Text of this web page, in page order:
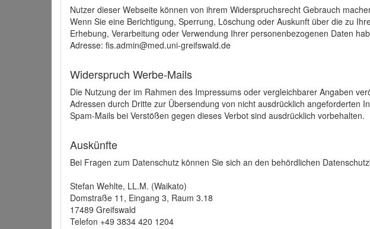
Nutzer dieser Webseite können von ihrem Widerspruchsrecht Gebrauch
Wenn Sie eine Berichtigung, Sperrung, Löschung oder Auskunft über die zu
Erhebung, Verarbeitung oder Verwendung Ihrer personenbezogenen Daten
Adresse: fis.admin@med.uni-greifswald.de
Widerspruch Werbe-Mails
Die Nutzung der im Rahmen des Impressums oder vergleichbarer Angaben
Adressen durch Dritte zur Übersendung von nicht ausdrücklich angeforderten
Spam-Mails bei Verstößen gegen dieses Verbot sind ausdrücklich vorbehalten.
Auskünfte
Bei Fragen zum Datenschutz können Sie sich an den behördlichen
Stefan Wehlte, LL.M. (Waikato)
Domstraße 11, Eingang 3, Raum 3.18
17489 Greifswald
Telefon +49 3834 420 1204